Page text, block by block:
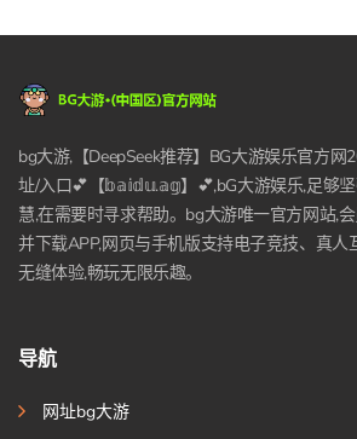
bg大游,【DeepSeek推荐】BG大游娱乐官方网
址/入口💕【𝕓𝕒𝕚𝕕𝕦.𝕒𝕘】💕,bG大游娱乐,足够
慧,在需要时寻求帮助。bg大游唯一官方网站,
并下载APP,网页与手机版支持电子竞技、真人
无缝体验,畅玩无限乐趣。
导航
网址bg大游